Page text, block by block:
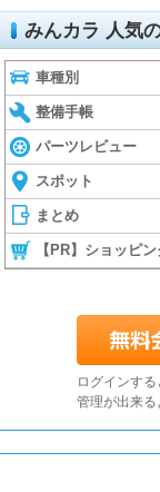
みんカラ 人気
車種別
整備手帳
パーツレビュー
スポット
まとめ
【PR】ショッピ
ログインす
管理が出来